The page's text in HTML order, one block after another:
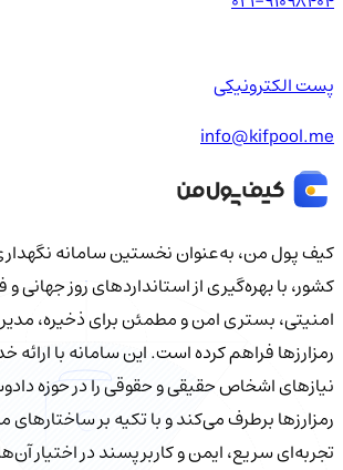
پست الکترونیکی
info@kifpool.me
کیف‌ پول من، به‌عنوان نخستین سامانه نگهداری
کشور، با بهره‌گیری از استانداردهای روز جهانی و
امنیتی، بستری امن و مطمئن برای ذخیره،
رمزارزها فراهم کرده است. این سامانه با ارائه
نیازهای اشخاص حقیقی و حقوقی را در حوزه
رمزارزها برطرف می‌کند و با تکیه بر ساختارهای
تجربه‌ای سریع، ایمن و کاربرپسند در اختیار